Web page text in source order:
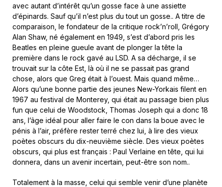
avec autant d’intérêt qu’un gosse face à une assiette
d’épinards. Sauf qu’il n’est plus du tout un gosse.. A titre de
comparaison, le fondateur de la critique rock’n’roll, Grégory
Alan Shaw, né également en 1949, s’est d’abord pris les
Beatles en pleine gueule avant de plonger la tête la
première dans le rock gavé au LSD. A sa décharge, il se
trouvait sur la côte Est, là où il ne se passait pas grand
chose, alors que Greg était à l’ouest. Mais quand même…
Alors qu’une bonne partie des jeunes New-Yorkais filent en
1967 au festival de Monterey, qui était au passage bien plus
fun que celui de Woodstock, Thomas Joseph qui a donc 18
ans, l’âge idéal pour aller faire le con dans la boue avec le
pénis à l’air, préfère rester terré chez lui, à lire des vieux
poètes obscurs du dix-neuvième siècle. Des vieux poètes
obscurs, qui plus est français : Paul Verlaine en tête, qui lui
donnera, dans un avenir incertain, peut-être son nom..
Totalement à la masse, celui qui semble venir d’une planète